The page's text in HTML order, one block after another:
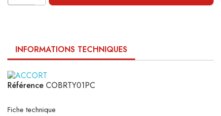
INFORMATIONS TECHNIQUES
Référence COBRTY01PC
Fiche technique